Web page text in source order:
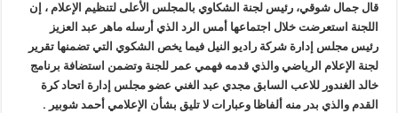
قال جمال شوقي، رئيس لجنة الشكاوي بالمجلس الأعلى لتنظيم الإعلام ، إن
اللجنة استعرضت خلال اجتماعها أمس الرد الذي أرسله ماهر عبد العزيز
رئيس مجلس إدارة شركة راديو النيل فيما يخص الشكوي التي تضمنها تقرير
لجنة الإعلام الرياضي والذي قدمه فهمي عمر للجنة وتضمن استضافة برنامج
خالد الغندور للاعب السابق مجدي عبد الغني عضو مجلس إدارة اتحاد كرة
القدم والذي بدر منه ألفاظا وعبارات لا تليق بشأن الإعلامي أحمد شوبير .